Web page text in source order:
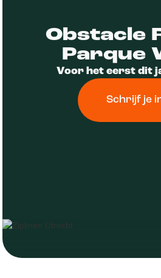
Obstacle
Parque
Voor het eerst dit
Schrijf je